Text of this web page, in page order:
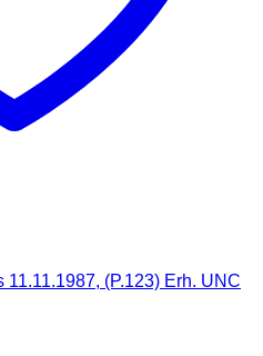
(P.123) Erh. UNC